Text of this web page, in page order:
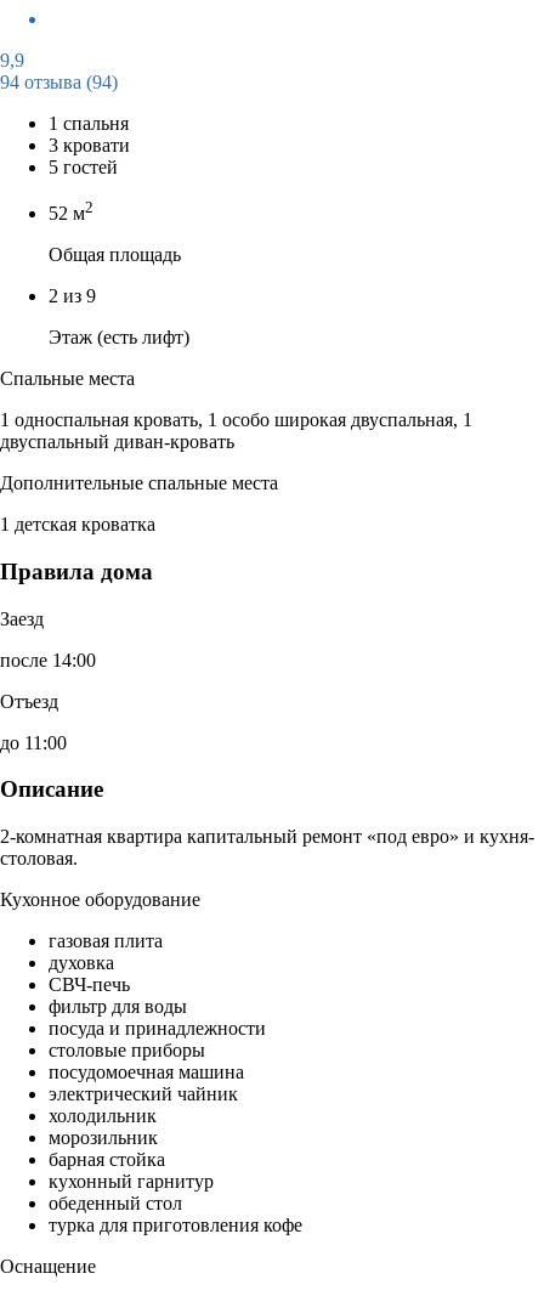
9,9
94 отзыва (94)
1 спальня
3 кровати
5 гостей
52 м2
Общая площадь
2 из 9
Этаж (есть лифт)
Спальные места
1 односпальная кровать, 1 особо широкая двуспальная, 1
двуспальный диван-кровать
Дополнительные спальные места
1 детская кроватка
Правила дома
Заезд
после 14:00
Отъезд
до 11:00
Описание
2-комнатная квартира капитальный ремонт «под евро» и кухня-
столовая.
Кухонное оборудование
газовая плита
духовка
СВЧ-печь
фильтр для воды
посуда и принадлежности
столовые приборы
посудомоечная машина
электрический чайник
холодильник
морозильник
барная стойка
кухонный гарнитур
обеденный стол
турка для приготовления кофе
Оснащение